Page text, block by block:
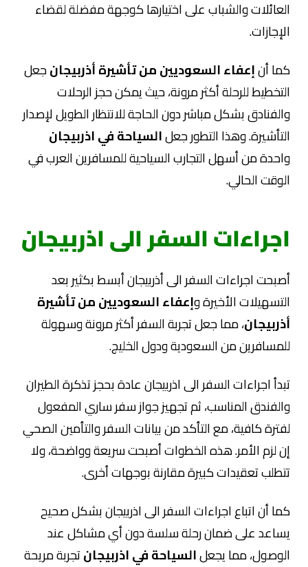
العائلات والشباب على اختيارها كوجهة مفضلة لقضاء
الإجازات.
كما أنإعفاء السعوديين من تأشيرة أذربيجانجعل
التخطيط للرحلة أكثر مرونة، حيث يمكن حجز الرحلات
والفنادق بشكل مباشر دون الحاجة للانتظار الطويل لإصدار
التأشيرة. وهذا التطور جعلالسياحة في اذربيجان
واحدة من أسهل التجارب السياحية للمسافرين العرب في
الوقت الحالي.
اجراءات السفر الى اذربيجان
أصبحت اجراءات السفر الى أذربيجان أبسط بكثير بعد
التسهيلات الأخيرة وإعفاء السعوديين من تأشيرة
أذربيجان، مما جعل تجربة السفر أكثر مرونة وسهولة
للمسافرين من السعودية ودول الخليج.
تبدأ اجراءات السفر الى اذربيجان عادة بحجز تذكرة الطيران
والفندق المناسب، ثم تجهيز جواز سفر ساري المفعول
لفترة كافية، مع التأكد من بيانات السفر والتأمين الصحي
إن لزم الأمر. هذه الخطوات أصبحت سريعة وواضحة، ولا
تتطلب تعقيدات كبيرة مقارنة بوجهات أخرى.
كما أن اتباع اجراءات السفر الى اذربيجان بشكل صحيح
يساعد على ضمان رحلة سلسة دون أي مشاكل عند
الوصول، مما يجعلالسياحة في اذربيجانتجربة مريحة